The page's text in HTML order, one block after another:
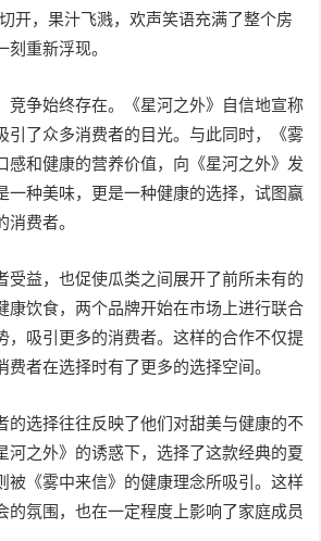
开，果汁飞溅，欢声笑语充满了整个房
重新浮现。
竞争始终存在。《星河之外》自信地宣称
引了众多消费者的目光。与此同时，《雾
感和健康的营养价值，向《星河之外》发
一种美味，更是一种健康的选择，试图赢
费者。
受益，也促使瓜类之间展开了前所未有的
康饮食，两个品牌开始在市场上进行联合
，吸引更多的消费者。这样的合作不仅提
者在选择时有了更多的选择空间。
的选择往往反映了他们对甜美与健康的不
河之外》的诱惑下，选择了这款经典的夏
被《雾中来信》的健康理念所吸引。这样
的氛围，也在一定程度上影响了家庭成员